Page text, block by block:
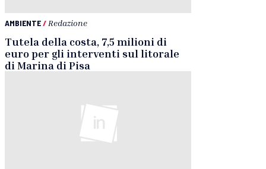
AMBIENTE/ Redazione
Tutela della costa, 7,5 milioni di
euro per gli interventi sul litorale
di Marina di Pisa